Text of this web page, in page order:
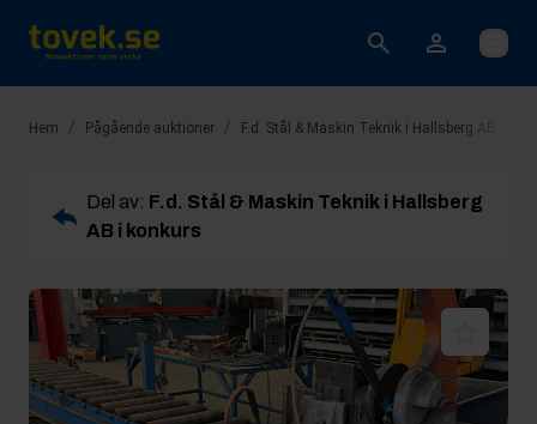
Öppna
Hem / Pågående auktioner / F.d. Stål & Maskin Teknik i Hallsberg AB i
Del av: F.d. Stål & Maskin Teknik i Hallsberg
AB i konkurs